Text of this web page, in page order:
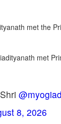
met the
met
8, 2026